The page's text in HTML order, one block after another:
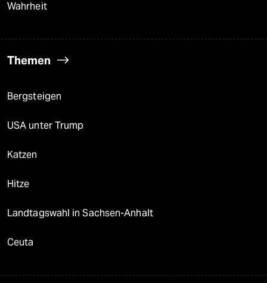
Wahrheit
Themen
Bergsteigen
USA unter Trump
Katzen
Hitze
Landtagswahl in Sachsen-Anhalt
Ceuta